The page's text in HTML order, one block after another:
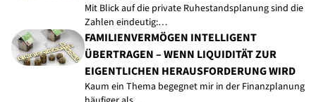
Mit Blick auf die private Ruhestandsplanung sind die
Zahlen eindeutig:…
FAMILIENVERMÖGEN INTELLIGENT
ÜBERTRAGEN – WENN LIQUIDITÄT ZUR
EIGENTLICHEN HERAUSFORDERUNG WIRD
Kaum ein Thema begegnet mir in der Finanzplanung